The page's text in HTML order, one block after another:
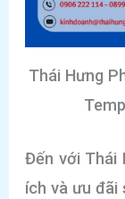
Thái Hưng
Đến với Thái
ích và ưu đãi